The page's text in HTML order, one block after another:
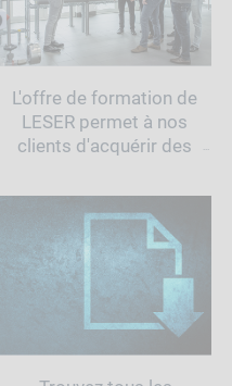
L'offre de formation de
LESER permet à nos
clients d'acquérir des
approfondies sur le
thème des soupapes de
sécurité.